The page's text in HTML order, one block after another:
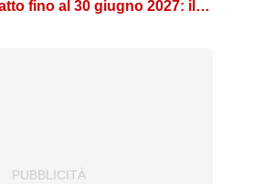
fino al 30 giugno 2027: il